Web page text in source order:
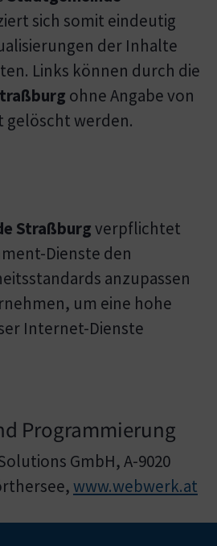
sich somit eindeutig
der Inhalte
Links können durch die
ohne Angabe von
gelöscht werden.
Straßburgverpflichtet
Dienste den
anzupassen
um eine hohe
Internet-Dienste
Programmierung
GmbH, A-9020
www.webwerk.at